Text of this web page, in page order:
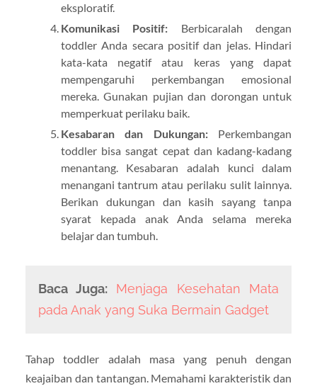
eksploratif.
Komunikasi Positif: Berbicaralah dengan
toddler Anda secara positif dan jelas. Hindari
kata-kata negatif atau keras yang dapat
mempengaruhi perkembangan emosional
mereka. Gunakan pujian dan dorongan untuk
memperkuat perilaku baik.
Kesabaran dan Dukungan:Perkembangan
toddler bisa sangat cepat dan kadang-kadang
menantang. Kesabaran adalah kunci dalam
menangani tantrum atau perilaku sulit lainnya.
Berikan dukungan dan kasih sayang tanpa
syarat kepada anak Anda selama mereka
belajar dan tumbuh.
Baca Juga: Menjaga Kesehatan Mata
pada Anak yang Suka Bermain Gadget
Tahap toddler adalah masa yang penuh dengan
keajaiban dan tantangan. Memahami karakteristik dan